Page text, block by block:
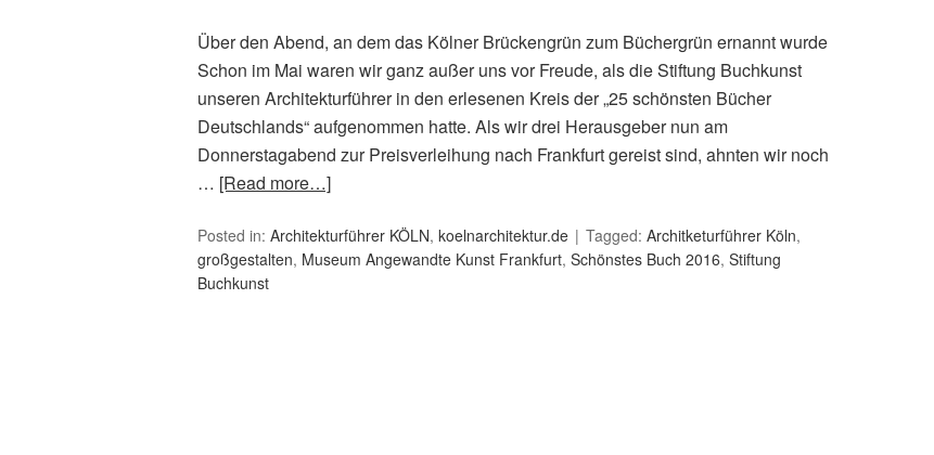
Über den Abend, an dem das Kölner Brückengrün zum Büchergrün ernannt wurde
Schon im Mai waren wir ganz außer uns vor Freude, als die Stiftung Buchkunst
unseren Architekturführer in den erlesenen Kreis der „25 schönsten Bücher
Deutschlands“ aufgenommen hatte. Als wir drei Herausgeber nun am
Donnerstagabend zur Preisverleihung nach Frankfurt gereist sind, ahnten wir noch
… [Read more…]
Posted in: Architekturführer KÖLN, koelnarchitektur.de Tagged: Architketurführer Köln,
großgestalten, Museum Angewandte Kunst Frankfurt, Schönstes Buch 2016, Stiftung
Buchkunst